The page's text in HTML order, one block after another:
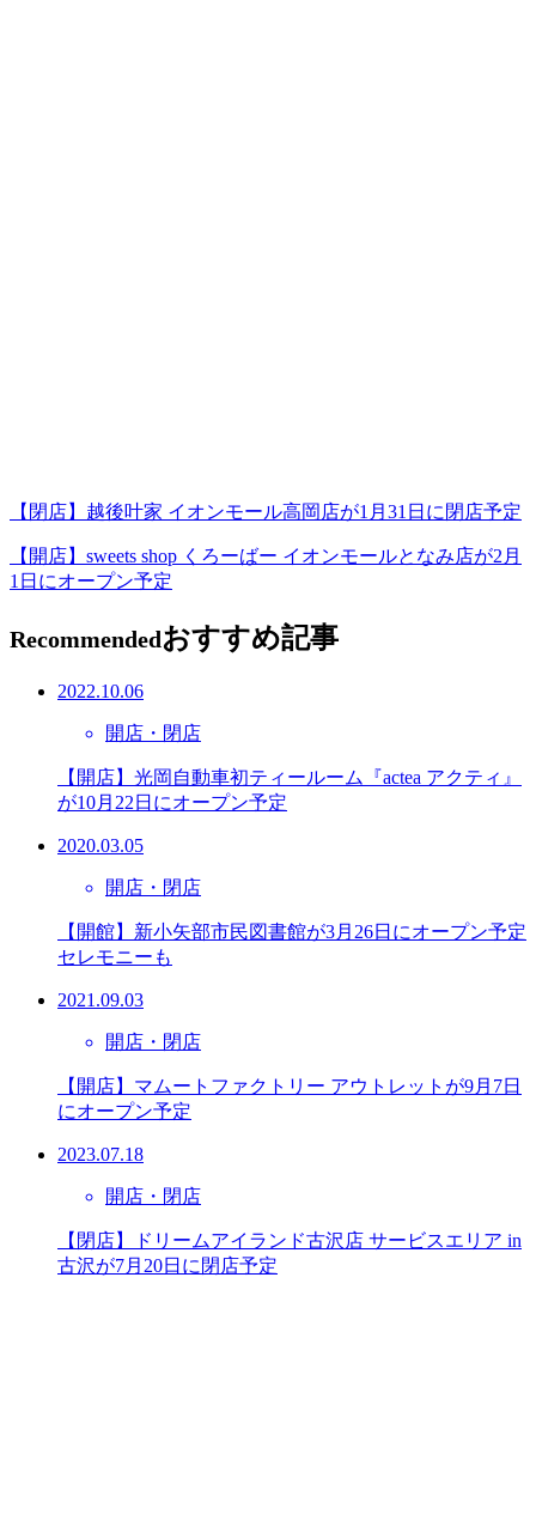
【閉店】越後叶家 イオンモール高岡店が1月31日に閉店予定
【開店】sweets shop くろーばー イオンモールとなみ店が2月
1日にオープン予定
Recommendedおすすめ記事
2022.10.06
開店・閉店
【開店】光岡自動車初ティールーム『actea アクティ』
が10月22日にオープン予定
2020.03.05
開店・閉店
【開館】新小矢部市民図書館が3月26日にオープン予定
セレモニーも
2021.09.03
開店・閉店
【開店】マムートファクトリー アウトレットが9月7日
にオープン予定
2023.07.18
開店・閉店
【閉店】ドリームアイランド古沢店 サービスエリア in
古沢が7月20日に閉店予定